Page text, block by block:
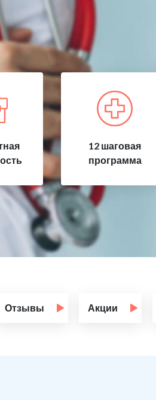
12 шаговая
программа
Отзывы Акции